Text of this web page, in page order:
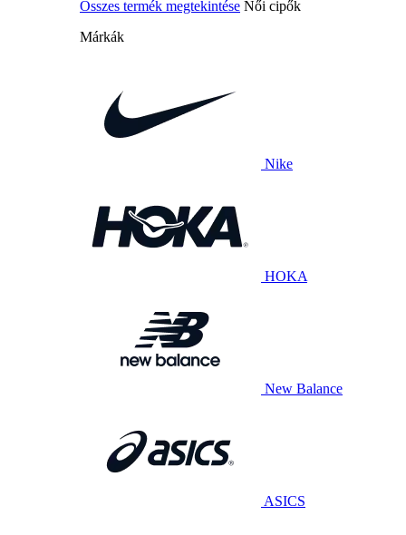
Összes termék megtekintése Női cipők
Márkák
Nike
HOKA
New Balance
ASICS